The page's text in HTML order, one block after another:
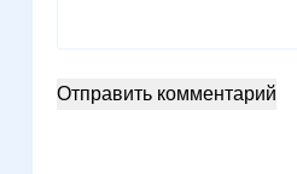
Отправить комментарий